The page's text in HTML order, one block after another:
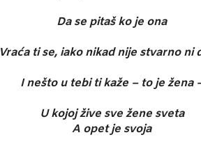
Da se pitaš ko je ona
Vraća ti se, iako nikad nije stvarno ni
I nešto u tebi ti kaže – to je žena
U kojoj žive sve žene sveta
A opet je svoja